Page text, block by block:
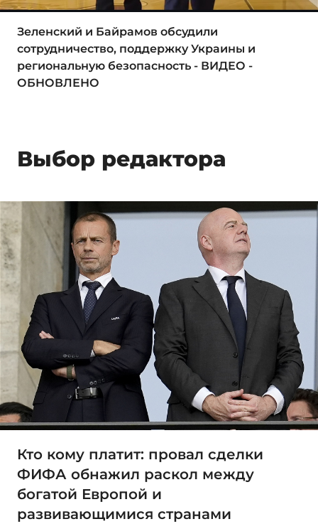
Зеленский и Байрамов обсудили
сотрудничество, поддержку Украины и
региональную безопасность - ВИДЕО -
ОБНОВЛЕНО
Выбор редактора
Кто кому платит: провал сделки
ФИФА обнажил раскол между
богатой Европой и
развивающимися странами